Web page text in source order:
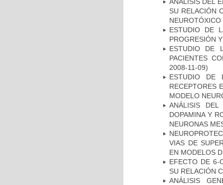
SU RELACIÓN
NEUROTÓXICO
ESTUDIO DE
PROGRESIÓN
ESTUDIO DE
PACIENTES
2008-11-09)
ESTUDIO DE
RECEPTORES
MODELO
ANÁLISIS
DOPAMINA Y
NEURONAS
VIAS DE
EN MODELOS
EFECTO DE 6-
SU RELACIÓN
ANÁLISIS